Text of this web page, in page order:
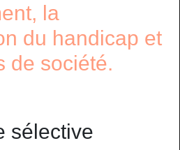
la
du handicap et
de société.
sélective